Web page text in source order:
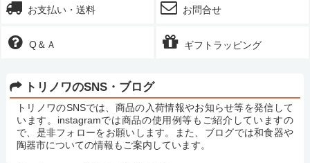
お支払い・送料 お問合せ
Q＆Ａ ギフトラッピング
トリノワのSNS・ブログ
トリノワのSNSでは、商品の入荷情報やお知らせ等を発信して
います。instagramでは商品の使用例等もご紹介していますの
で、是非フォローをお願いします。また、ブログでは和食器や
陶器市についての情報もご案内しています。